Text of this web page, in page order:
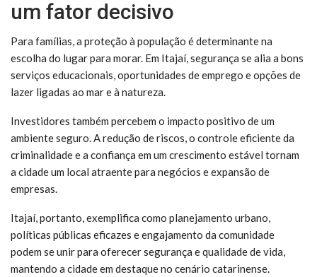
um fator decisivo
Para famílias, a proteção à população é determinante na
escolha do lugar para morar. Em Itajaí, segurança se alia a bons
serviços educacionais, oportunidades de emprego e opções de
lazer ligadas ao mar e à natureza.
Investidores também percebem o impacto positivo de um
ambiente seguro. A redução de riscos, o controle eficiente da
criminalidade e a confiança em um crescimento estável tornam
a cidade um local atraente para negócios e expansão de
empresas.
Itajaí, portanto, exemplifica como planejamento urbano,
políticas públicas eficazes e engajamento da comunidade
podem se unir para oferecer segurança e qualidade de vida,
mantendo a cidade em destaque no cenário catarinense.